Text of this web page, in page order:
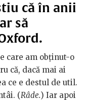
că în anii
să
care am obținut-o
că, dacă mai ai
ce e destul de util.
(Râde.) Iar apoi